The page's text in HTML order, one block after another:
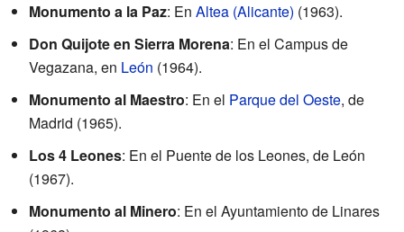
Monumento a la Paz: En Altea (Alicante) (1963).
Don Quijote en Sierra Morena: En el Campus de
Vegazana, en León (1964).
Monumento al Maestro: En el Parque del Oeste, de
Madrid (1965).
Los 4 Leones: En el Puente de los Leones, de León
(1967).
Monumento al Minero: En el Ayuntamiento de Linares